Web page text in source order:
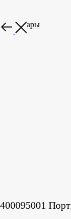
Все товары
400095001